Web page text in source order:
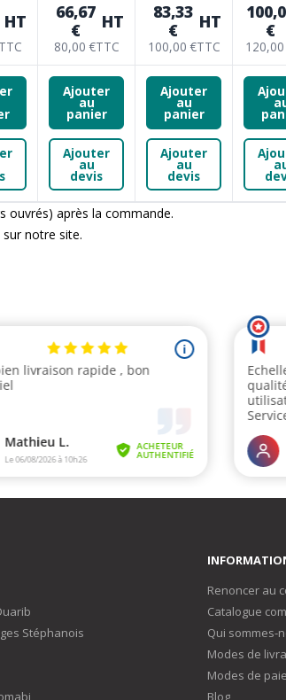
HT
66,67
€
HT
80,00 €TTC
83,33
€
HT
100,00 €TTC
€
Ajouter
au
panier
Ajouter
au
devis
Ajouter
au
panier
Ajouter
au
devis
ouvrés) après la commande.
notre site.
Stéphanois
Renoncer au
Catalogue
Qui sommes-
Modes de
Modes de
Blog